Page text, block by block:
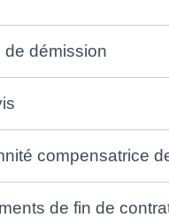
de démission
compensatrice
de fin de